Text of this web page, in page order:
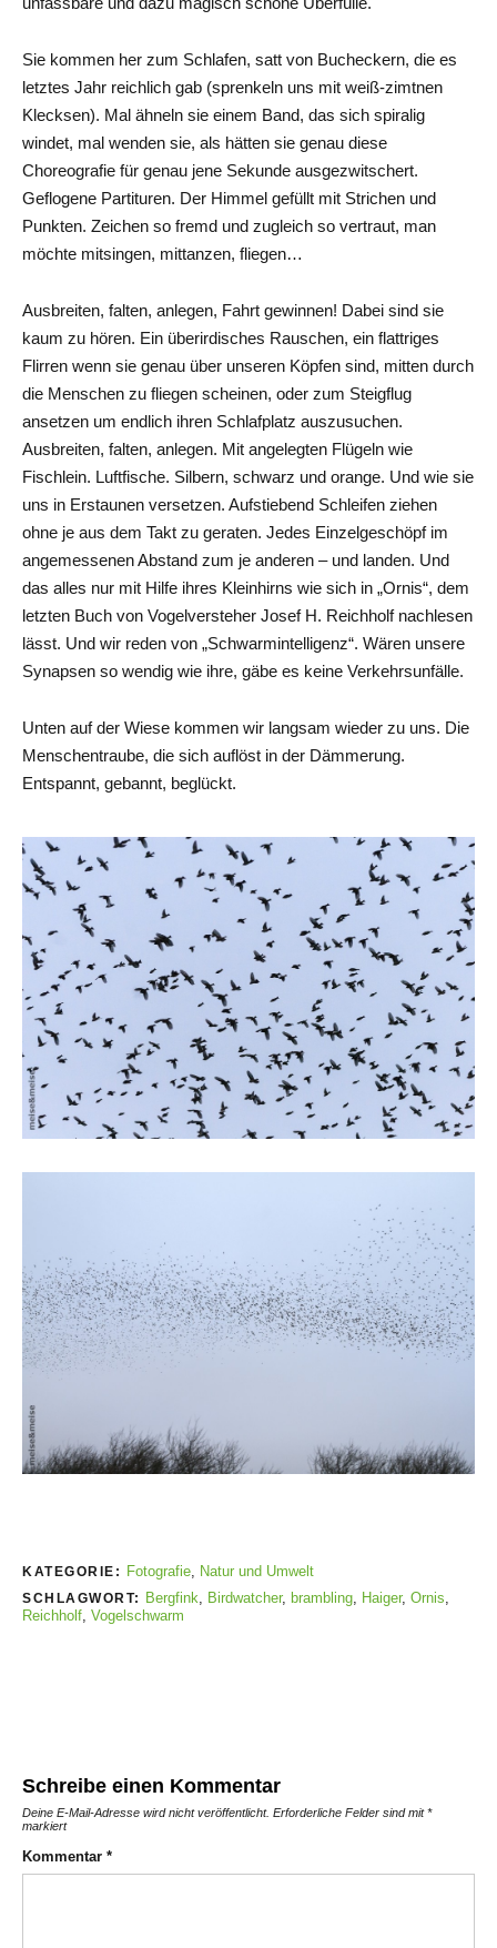
Sie kommen her zum Schlafen, satt von Bucheckern, die es
letztes Jahr reichlich gab (sprenkeln uns mit weiß-zimtnen
Klecksen). Mal ähneln sie einem Band, das sich spiralig
windet, mal wenden sie, als hätten sie genau diese
Choreografie für genau jene Sekunde ausgezwitschert.
Geflogene Partituren. Der Himmel gefüllt mit Strichen und
Punkten. Zeichen so fremd und zugleich so vertraut, man
möchte mitsingen, mittanzen, fliegen…
Ausbreiten, falten, anlegen, Fahrt gewinnen! Dabei sind sie
kaum zu hören. Ein überirdisches Rauschen, ein flattriges
Flirren wenn sie genau über unseren Köpfen sind, mitten durch
die Menschen zu fliegen scheinen, oder zum Steigflug
ansetzen um endlich ihren Schlafplatz auszusuchen.
Ausbreiten, falten, anlegen. Mit angelegten Flügeln wie
Fischlein. Luftfische. Silbern, schwarz und orange. Und wie sie
uns in Erstaunen versetzen. Aufstiebend Schleifen ziehen
ohne je aus dem Takt zu geraten. Jedes Einzelgeschöpf im
angemessenen Abstand zum je anderen – und landen. Und
das alles nur mit Hilfe ihres Kleinhirns wie sich in „Ornis“, dem
letzten Buch von Vogelversteher Josef H. Reichholf nachlesen
lässt. Und wir reden von „Schwarmintelligenz“. Wären unsere
Synapsen so wendig wie ihre, gäbe es keine Verkehrsunfälle.
Unten auf der Wiese kommen wir langsam wieder zu uns. Die
Menschentraube, die sich auflöst in der Dämmerung.
Entspannt, gebannt, beglückt.
KATEGORIE: Fotografie, Natur und Umwelt
SCHLAGWORT: Bergfink, Birdwatcher, brambling, Haiger, Ornis,
Reichholf, Vogelschwarm
Schreibe einen Kommentar
Deine E-Mail-Adresse wird nicht veröffentlicht. Erforderliche Felder sind mit*
markiert
Kommentar *